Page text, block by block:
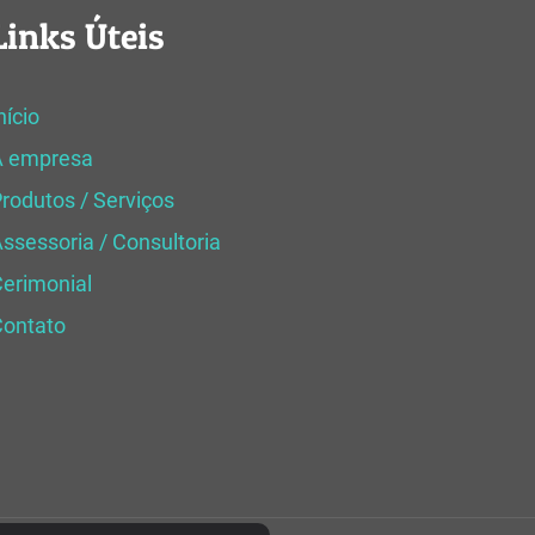
Úteis
empresa
/ Serviços
/ Consultoria